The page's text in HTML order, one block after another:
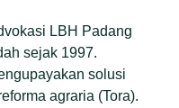
LBH Padang
sejak 1997.
solusi
agraria (Tora).